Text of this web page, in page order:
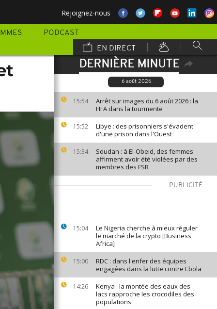
Rejoignez-nous
PODCAST
EN DIRECT
DERNIÈRE MINUTE
6 août 2026
15:54
Arrêt sur images du 6 août 2026 : la
FIFA dans la tourmente
15:52
Libye : des prisonniers s'évadent
d'une prison dans l'Ouest
15:34
Soudan : à El-Obeid, des femmes
affirment avoir été violées par des
membres des FSR
PUBLICITÉ
15:04
Le Nigeria cherche à mieux réguler
le marché de la crypto [Business
Africa]
15:00
RDC : dans l'enfer des équipes
engagées dans la lutte contre Ebola
14:26
Kenya : la montée des eaux des
lacs rapproche les crocodiles des
populations